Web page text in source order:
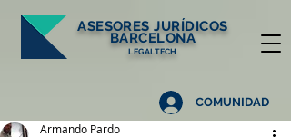
ASESORESJURÍDICOS
BARCELONA
LEGALTECH
COMUNIDAD
Armando Pardo